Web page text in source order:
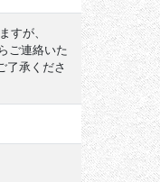
すが、
ご連絡いた
了承くださ